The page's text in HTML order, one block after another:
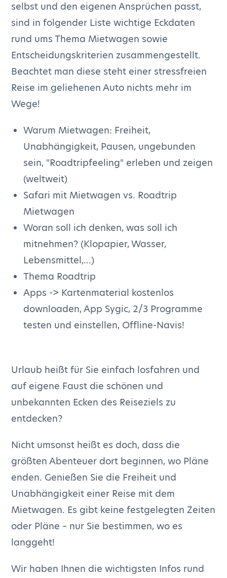
selbst und den eigenen Ansprüchen passt,
sind in folgender Liste wichtige Eckdaten
rund ums Thema Mietwagen sowie
Entscheidungskriterien zusammengestellt.
Beachtet man diese steht einer stressfreien
Reise im geliehenen Auto nichts mehr im
Wege!
Warum Mietwagen: Freiheit,
Unabhängigkeit, Pausen, ungebunden
sein, "Roadtripfeeling" erleben und zeigen
(weltweit)
Safari mit Mietwagen vs. Roadtrip
Mietwagen
Woran soll ich denken, was soll ich
mitnehmen? (Klopapier, Wasser,
Lebensmittel,...)
Thema Roadtrip
Apps -> Kartenmaterial kostenlos
downloaden, App Sygic, 2/3 Programme
testen und einstellen, Offline-Navis!
Urlaub heißt für Sie einfach losfahren und
auf eigene Faust die schönen und
unbekannten Ecken des Reiseziels zu
entdecken?
Nicht umsonst heißt es doch, dass die
größten Abenteuer dort beginnen, wo Pläne
enden. Genießen Sie die Freiheit und
Unabhängigkeit einer Reise mit dem
Mietwagen. Es gibt keine festgelegten Zeiten
oder Pläne – nur Sie bestimmen, wo es
langgeht!
Wir haben Ihnen die wichtigsten Infos rund